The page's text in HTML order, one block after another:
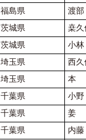
福島県
渡
茨城県
桒
茨城県
小
埼玉県
西
埼玉県
本
千葉県
小
千葉県
姜
千葉県
内